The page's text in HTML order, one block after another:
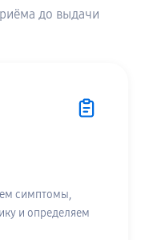
до выдачи
симптомы,
и определяем